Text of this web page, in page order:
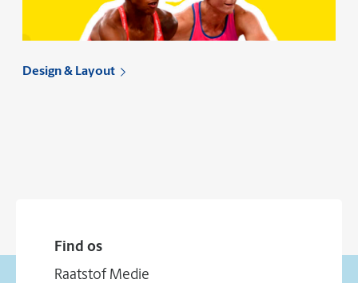
Design & Layout
Find os
Raatstof Medie